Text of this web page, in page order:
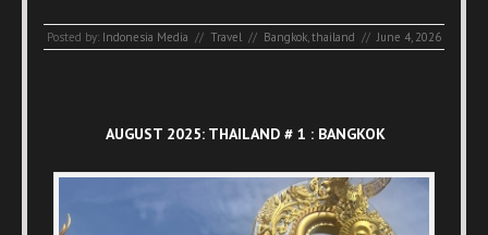
Posted by: Indonesia Media // Travel // Bangkok thailand // June 4, 2026
AUGUST 2025: THAILAND # 1 : BANGKOK